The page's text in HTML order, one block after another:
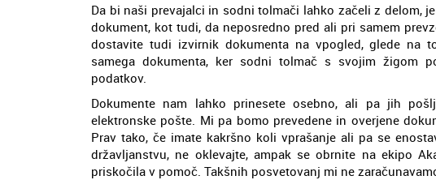
Da bi naši prevajalci in sodni tolmači lahko začeli z delom,
dokument, kot tudi, da neposredno pred ali pri samem
dostavite tudi izvirnik dokumenta na vpogled, glede na
samega dokumenta, ker sodni tolmač s svojim žigom
podatkov.
Dokumente nam lahko prinesete osebno, ali pa jih
elektronske pošte. Mi pa bomo prevedene in overjene
Prav tako, če imate kakršno koli vprašanje ali pa se
državljanstvu, ne oklevajte, ampak se obrnite na ekipo
priskočila v pomoč. Takšnih posvetovanj mi ne